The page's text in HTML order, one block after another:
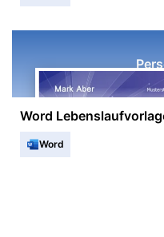
Word
Word